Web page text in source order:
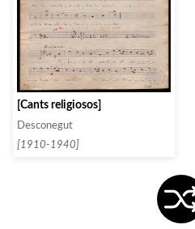
[Cants religiosos]
Desconegut
[1910-1940]